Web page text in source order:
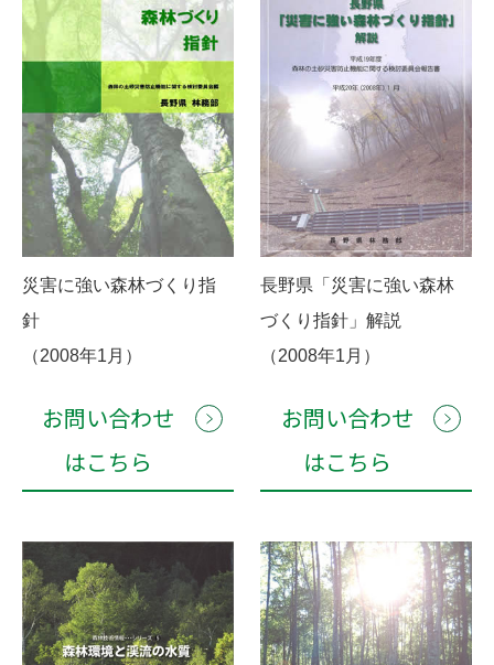
災害に強い森林づくり指
針
（2008年1月）
お問い合わせ
はこちら
長野県「災害に強い森林
づくり指針」解説
（2008年1月）
お問い合わせ
はこちら